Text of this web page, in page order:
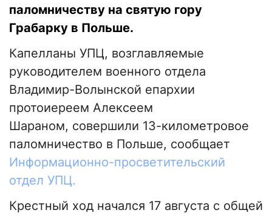
паломничеству на святую гору
Грабарку в Польше.
Капелланы УПЦ, возглавляемые
руководителем военного отдела
Владимир-Волынской епархии
протоиереем Алексеем
Шараном, совершили 13-километровое
паломничество в Польше, сообщает
Информационно-просветительский
отдел УПЦ.
Крестный ход начался 17 августа с общей